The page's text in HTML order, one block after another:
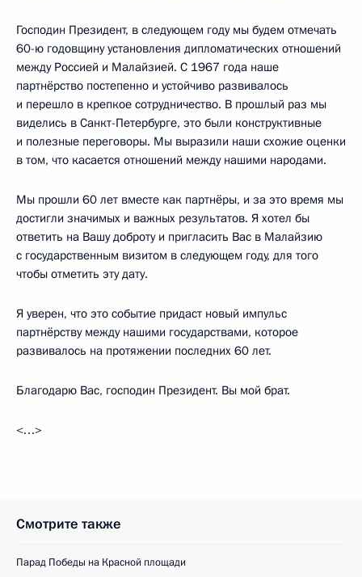
Господин Президент, в следующем году мы будем отмечать
60-ю годовщину установления дипломатических отношений
между Россией и Малайзией. С 1967 года наше
партнёрство постепенно и устойчиво развивалось
и перешло в крепкое сотрудничество. В прошлый раз мы
виделись в Санкт-Петербурге, это были конструктивные
и полезные переговоры. Мы выразили наши схожие оценки
в том, что касается отношений между нашими народами.
Мы прошли 60 лет вместе как партнёры, и за это время мы
достигли значимых и важных результатов. Я хотел бы
ответить на Вашу доброту и пригласить Вас в Малайзию
с государственным визитом в следующем году, для того
чтобы отметить эту дату.
Я уверен, что это событие придаст новый импульс
партнёрству между нашими государствами, которое
развивалось на протяжении последних 60 лет.
Благодарю Вас, господин Президент. Вы мой брат.
<…>
Смотрите также
Парад Победы на Красной площади